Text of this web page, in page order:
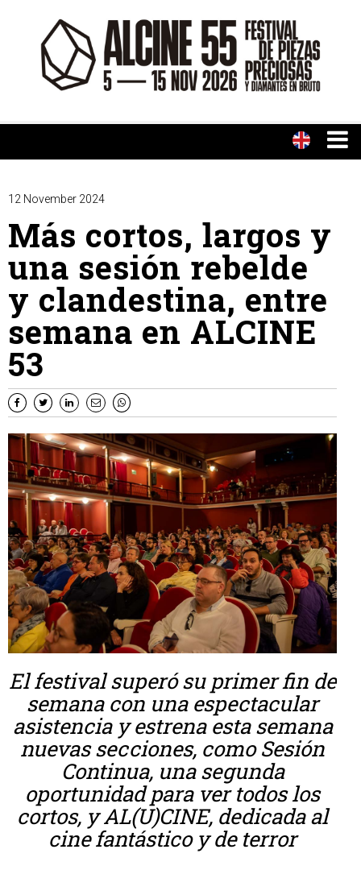
12 November 2024
Más cortos, largos y
una sesión rebelde
y clandestina, entre
semana en ALCINE
53
El festival superó su primer fin de
semana con una espectacular
asistencia y estrena esta semana
nuevas secciones, como Sesión
Continua, una segunda
oportunidad para ver todos los
cortos, y AL(U)CINE, dedicada al
cine fantástico y de terror